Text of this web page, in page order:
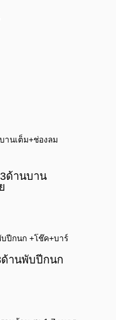
ด้านบาน
ด้านพับปีกนก